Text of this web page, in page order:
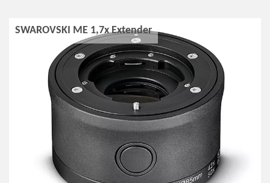
SWAROVSKI ME 1,7x Extender